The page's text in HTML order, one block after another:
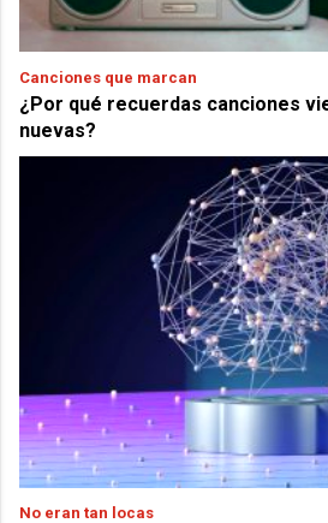
Canciones que marcan
¿Por qué recuerdas canciones
nuevas?
No eran tan locas